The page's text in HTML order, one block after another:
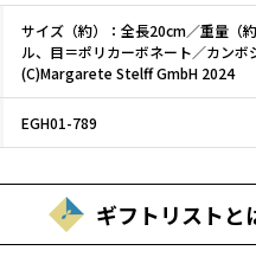
サイズ（約）：全長20cm／重量（
ル、目＝ポリカーボネート／カンボ
(C)Margarete Stelff GmbH 2024
EGH01-789
ギフトリストと